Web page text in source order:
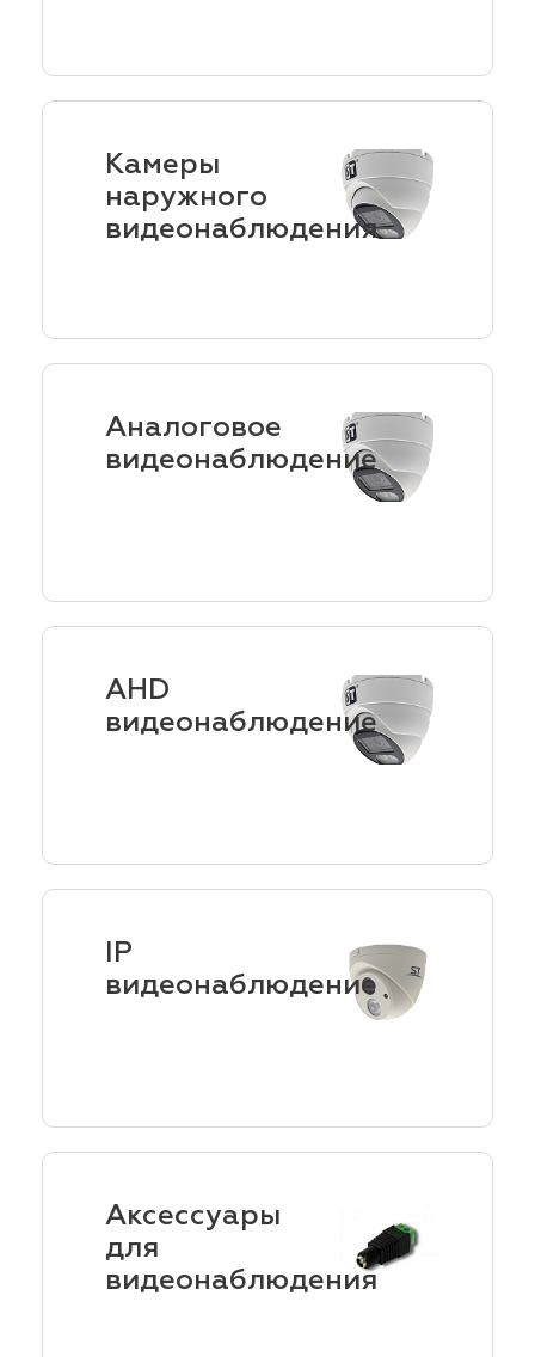
Камеры
наружного
видеонаблюдения
Аналоговое
видеонаблюдение
AHD
видеонаблюдение
IP
видеонаблюдение
Аксессуары
для
видеонаблюдения